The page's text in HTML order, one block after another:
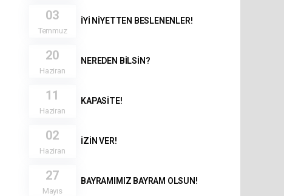
03
Temmuz
İYİ NİYETTEN BESLENENLER!
20
Haziran
NEREDEN BİLSİN?
11
Haziran
KAPASİTE!
02
Haziran
İZİN VER!
27
Mayıs
BAYRAMIMIZ BAYRAM OLSUN!